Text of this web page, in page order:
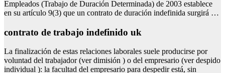
Empleados (Trabajo de Duración Determinada) de 2003 establece
en su artículo 9(3) que un contrato de duración indefinida surgirá …
contrato de trabajo indefinido uk
La finalización de estas relaciones laborales suele producirse por
voluntad del trabajador (ver dimisión ) o del empresario (ver despido
individual ): la facultad del empresario para despedir está, sin